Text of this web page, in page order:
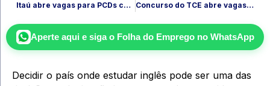
Itaú abre vagas para PCDs com contratação e formação gratuita Concurso do TCE abre vagas com salário acima de R$ 10 mil
Aperte aqui e siga o Folha do Empregono WhatsApp
Decidir o país onde estudar inglês pode ser uma das